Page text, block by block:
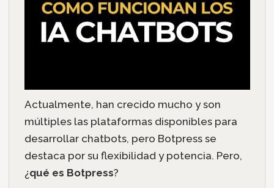
Actualmente, han crecido mucho y son
múltiples las plataformas disponibles para
desarrollar chatbots, pero Botpress se
destaca por su flexibilidad y potencia. Pero,
¿qué es Botpress?